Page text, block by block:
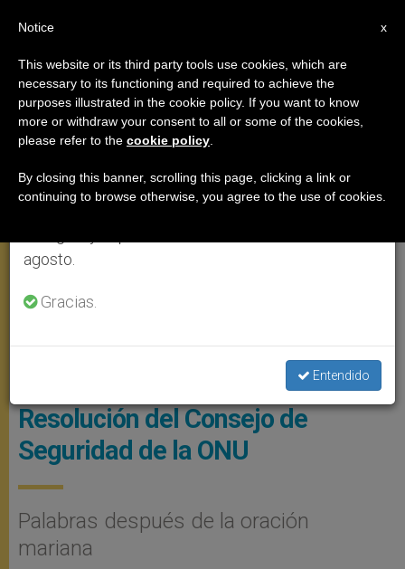
ANGELUS
Ángelus, 14 Junio 2020 (C) Vatican Media
Ángelus: El Papa apoya la
Resolución del Consejo de
Seguridad de la ONU
Palabras después de la oración
mariana
×
Aviso importante
Del 27 de julio al 7 de agosto haremos la pausa
anual, aprovechando que en el periodo de verano
se generan menos informaciones y también el
agosto.
Gracias.
Entendido
x
Notice
This website or its third party tools use cookies, which are
necessary to its functioning and required to achieve the
purposes illustrated in the cookie policy. If you want to know
more or withdraw your consent to all or some of the cookies,
please refer to the cookie policy
By closing this banner, scrolling this page, clicking a link or
continuing to browse otherwise, you agree to the use of cookies.